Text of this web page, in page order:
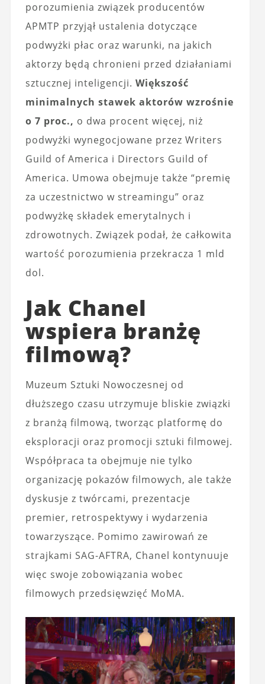
porozumienia związek producentów
APMTP przyjął ustalenia dotyczące
podwyżki płac oraz warunki, na jakich
aktorzy będą chronieni przed działaniami
sztucznej inteligencji. Większość
minimalnych stawek aktorów wzrośnie
o 7 proc., o dwa procent więcej, niż
podwyżki wynegocjowane przez Writers
Guild of America i Directors Guild of
America. Umowa obejmuje także “premię
za uczestnictwo w streamingu” oraz
podwyżkę składek emerytalnych i
zdrowotnych. Związek podał, że całkowita
wartość porozumienia przekracza 1 mld
dol.
Jak Chanel
wspiera branżę
filmową?
Muzeum Sztuki Nowoczesnej od
dłuższego czasu utrzymuje bliskie związki
z branżą filmową, tworząc platformę do
eksploracji oraz promocji sztuki filmowej.
Współpraca ta obejmuje nie tylko
organizację pokazów filmowych, ale także
dyskusje z twórcami, prezentacje
premier, retrospektywy i wydarzenia
towarzyszące. Pomimo zawirowań ze
strajkami SAG-AFTRA, Chanel kontynuuje
więc swoje zobowiązania wobec
filmowych przedsięwzięć MoMA.